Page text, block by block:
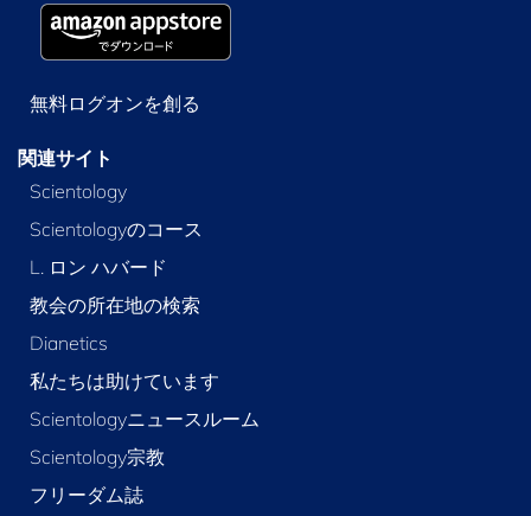
無料ログオンを創る
関連サイト
Scientology
Scientologyのコース
L. ロン ハバード
教会の所在地の検索
Dianetics
私たちは助けています
Scientologyニュースルーム
Scientology宗教
フリーダム誌